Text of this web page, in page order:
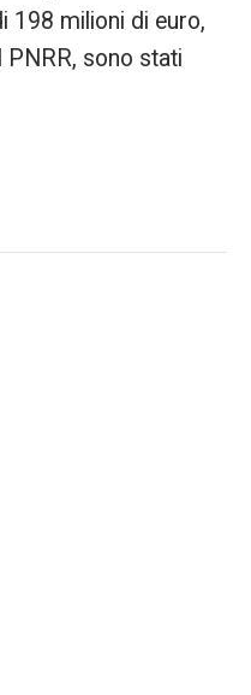
198 milioni di euro,
PNRR, sono stati